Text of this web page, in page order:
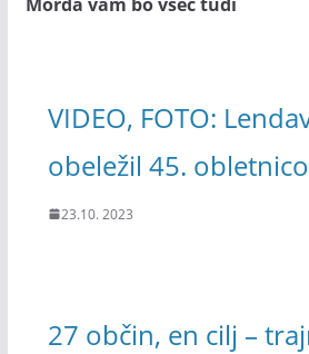
VIDEO, FOTO:
obeležil 45.
23.10. 2023
27 občin, en cilj –